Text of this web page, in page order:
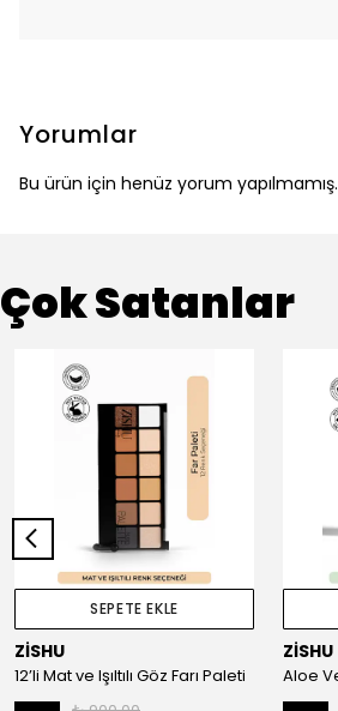
Yorumlar
Bu ürün için henüz yorum yapılmamış.
Çok Satanlar
SEPETE EKLE
ZİSHU
12’li Mat ve Işıltılı Göz Farı Paleti
ZİSHU